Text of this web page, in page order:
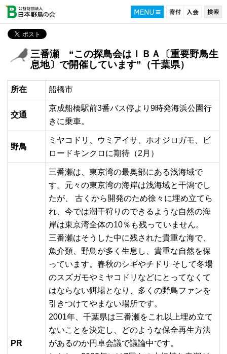
三番瀬 “この探鳥会はＩＢＡ〔重要野鳥生
息地〕で開催しています”（千葉県）
所在 船橋市
交通
京成船橋駅前3番バス停より9時発海浜公園行
きに乗車。
野鳥
ミヤコドリ、ウミアイサ、ホオジロガモ、ビ
ロードキンクロに期待（2月）
PR
三番瀬は、東京湾の最奥部にある浅海域で
す。元々の東京湾の海岸は浅海域と干潟でし
たが、 古くから開発のため徐々に埋め立てら
れ、今では潮干狩りのできるような自然の海
岸は東京湾全体の10％も残っていません。
三番瀬はそうした中に残された貴重な海で、
魚介類、野鳥が多く生息し、貴重な自然を保
っています。春秋のシギやチドリ そして冬場
のスズガモやミヤコドリなどにとってなくて
はならない餌場となり、多くの野鳥ファンを
引きつけてやまない場所です。
2001年、千葉県は三番瀬をこれ以上埋め立て
ないことを決定し、どのような保全再生方法
があるのか円卓会議で議論中です。